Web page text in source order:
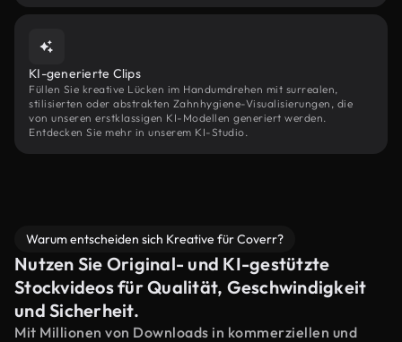
KI-generierte Clips
Füllen Sie kreative Lücken im Handumdrehen mit surrealen,
stilisierten oder abstrakten Zahnhygiene-Visualisierungen, die
von unseren erstklassigen KI-Modellen generiert werden.
Entdecken Sie mehr in unserem KI-Studio.
Warum entscheiden sich Kreative für Coverr?
Nutzen Sie Original- und KI-gestützte
Stockvideos für Qualität, Geschwindigkeit
und Sicherheit.
Mit Millionen von Downloads in kommerziellen und